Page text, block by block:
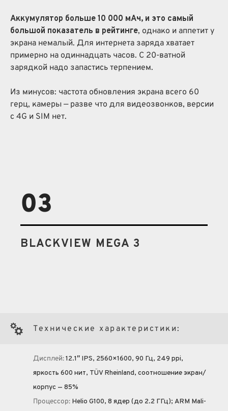
Аккумулятор больше 10 000 мА·ч, и это самый
большой показатель в рейтинге, однако и аппетит у
экрана немалый. Для интернета заряда хватает
примерно на одиннадцать часов. С 20-ватной
зарядкой надо запастись терпением.
Из минусов: частота обновления экрана всего 60
герц, камеры — разве что для видеозвонков, версии
с 4G и SIM нет.
03
BLACKVIEW MEGA 3
Технические характеристики:
Дисплей:12.1″ IPS, 2560×1600, 90 Гц, 249 ppi,
яркость 600 нит, TÜV Rheinland, соотношение экран/
корпус — 85%
Процессор: Helio G100, 8 ядер (до 2.2 ГГц); ARM Mali-